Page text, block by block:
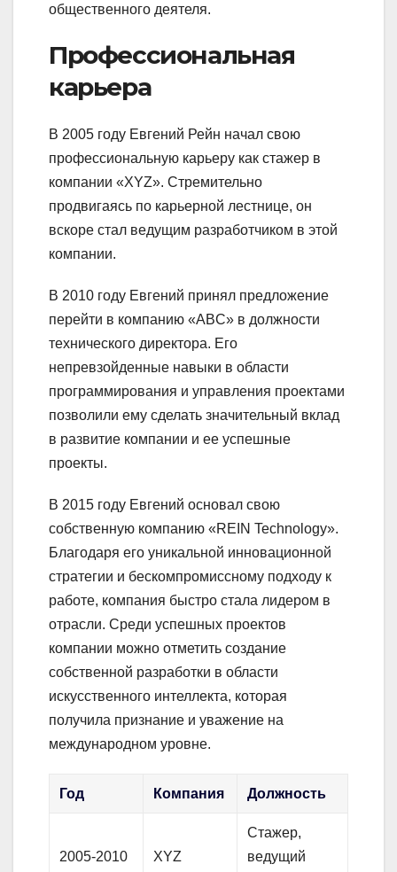
общественного деятеля.
Профессиональная
карьера
В 2005 году Евгений Рейн начал свою
профессиональную карьеру как стажер в
компании «XYZ». Стремительно
продвигаясь по карьерной лестнице, он
вскоре стал ведущим разработчиком в этой
компании.
В 2010 году Евгений принял предложение
перейти в компанию «ABC» в должности
технического директора. Его
непревзойденные навыки в области
программирования и управления проектами
позволили ему сделать значительный вклад
в развитие компании и ее успешные
проекты.
В 2015 году Евгений основал свою
собственную компанию «REIN Technology».
Благодаря его уникальной инновационной
стратегии и бескомпромиссному подходу к
работе, компания быстро стала лидером в
отрасли. Среди успешных проектов
компании можно отметить создание
собственной разработки в области
искусственного интеллекта, которая
получила признание и уважение на
международном уровне.
Год Компания Должность
2005-2010 XYZ
Стажер,
ведущий